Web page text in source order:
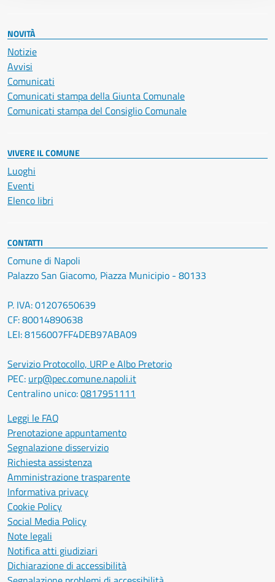
NOVITÀ
Notizie
Avvisi
Comunicati
Comunicati stampa della Giunta Comunale
Comunicati stampa del Consiglio Comunale
VIVERE IL COMUNE
Luoghi
Eventi
Elenco libri
CONTATTI
Comune di Napoli
Palazzo San Giacomo, Piazza Municipio - 80133
P. IVA: 01207650639
CF: 80014890638
LEI: 8156007FF4DEB97ABA09
Servizio Protocollo, URP e Albo Pretorio
PEC: urp@pec.comune.napoli.it
Centralino unico:0817951111
Leggi le FAQ
Prenotazione appuntamento
Segnalazione disservizio
Richiesta assistenza
Amministrazione trasparente
Informativa privacy
Cookie Policy
Social Media Policy
Note legali
Notifica atti giudiziari
Dichiarazione di accessibilità